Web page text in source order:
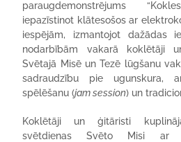
paraugdemonstrējums
iepazīstinot klātesošos ar
iespējām, izmantojot dažādas
nodarbībām vakarā koklētāji
Svētajā Misē un Tezē lūgšanu
sadraudzību pie ugunskura,
spēlēšanu (jam session) un
Koklētāji un ģitāristi
svētdienas Svēto Misi ar